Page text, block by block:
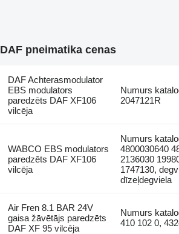
DAF pneimatika cenas
DAF Achterasmodulator
EBS modulators
paredzēts DAF XF106
vilcēja
Numurs
2047121R
WABCO EBS modulators
paredzēts DAF XF106
vilcēja
Numurs
4800030640
2136030
1747130,
dīzeļdegviela
Air Fren 8.1 BAR 24V
gaisa žāvētājs paredzēts
DAF XF 95 vilcēja
Numurs
410 102 0,